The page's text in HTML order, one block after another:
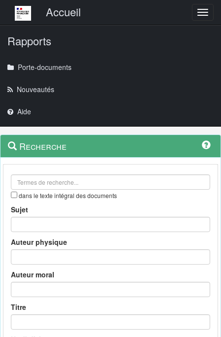
Menu principalAccueil
Rapports
Porte-documents
Nouveautés
Aide
Navigation
outils
Menu
contextuel
Recherche
dans le texte intégral des documents
Sujet
Auteur physique
Auteur moral
Titre